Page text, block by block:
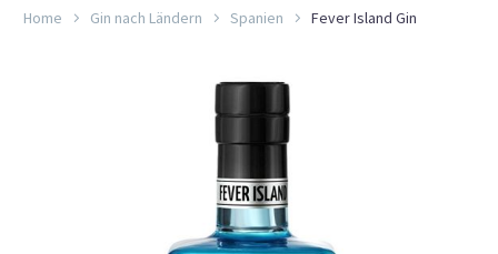
Home Gin nach Ländern Spanien Fever Island Gin